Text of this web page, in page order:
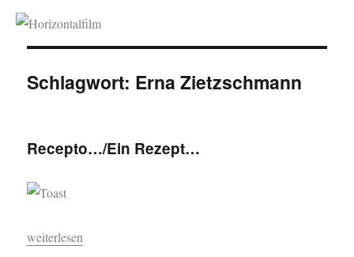
Horizontalfilm
Schlagwort: Erna Zietzschmann
Recepto…/Ein Rezept…
„Recepto…/Ein Rezept…“
weiterlesen